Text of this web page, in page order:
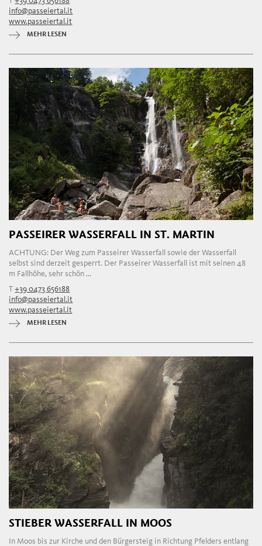
info@passeiertal.it
www.passeiertal.it
MEHR LESEN
PASSEIRER WASSERFALL IN ST. MARTIN
ACHTUNG: Der Weg zum Passeirer Wasserfall sowie der Wasserfall
selbst sind derzeit gesperrt. Der Passeirer Wasserfall ist mit seinen 48
m Fallhöhe, sehr schön ...
T+39 0473 656188
info@passeiertal.it
www.passeiertal.it
MEHR LESEN
STIEBER WASSERFALL IN MOOS
In Moos bis zur Kirche und den Bürgersteig in Richtung Pfelders entlang